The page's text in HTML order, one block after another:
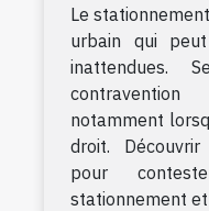
Le
urbain qui
inattendues.
notamment
droit.
pour
stationnement